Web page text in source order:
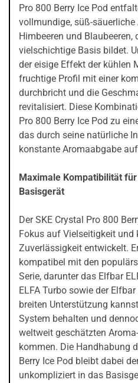
Pro 800 Berry Ice Pod
vollmundige, süß-säuerliche
Himbeeren und Blaubeeren,
vielschichtige Basis bildet.
der eisige Effekt der kühlen
fruchtige Profil mit einer
durchbricht und die
revitalisiert. Diese
Pro 800 Berry Ice Pod zu
das durch seine natürliche
konstante Aromaabgabe
Maximale Kompatibilität
Basisgerät
Der SKE Crystal Pro 800
Fokus auf Vielseitigkeit und
Zuverlässigkeit entwickelt.
kompatibel mit den
Serie, darunter das Elfbar
ELFA Turbo sowie der
breiten Unterstützung
System behalten und
weltweit geschätzten
kommen. Die Handhabung
Berry Ice Pod bleibt dabei
unkompliziert in das